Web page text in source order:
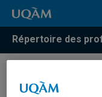
Répertoire des
Résultats